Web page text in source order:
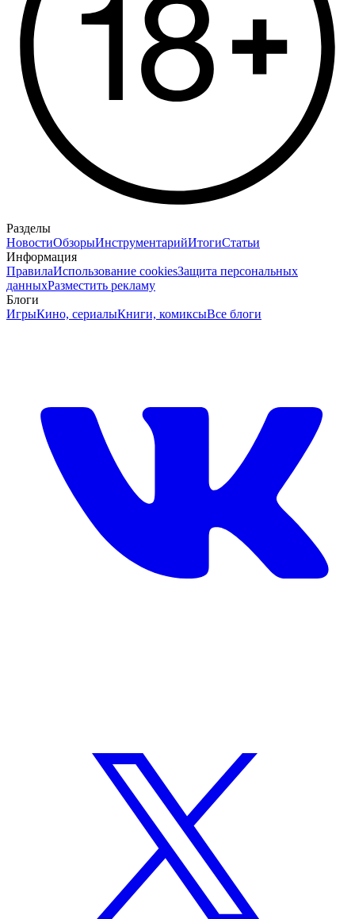
Разделы
НовостиОбзорыИнструментарийИтогиСтатьи
Информация
ПравилаИспользование cookiesЗащита персональных
данныхРазместить рекламу
Блоги
ИгрыКино, сериалыКниги, комиксыВсе блоги